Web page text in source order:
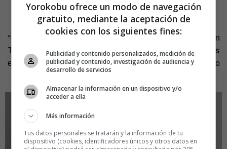
Cantamanyanes
“Unos amigos hicieron una pequeña producción de vino en
Tivissa. Es una serie limitada de 600 botellas submergidas
en pintura. Ninguna es igual. Lo bueno de hacerlas a mano
es que ninguna te sale igual”.
Yorokobu ofrece un modo de navegación
gratuito, mediante la aceptación de
cookies con los siguientes fines:
Publicidad y contenido personalizados, medición de
publicidad y contenido, investigación de audiencia y
desarrollo de servicios
Almacenar la información en un dispositivo y/o
acceder a ella
Más información
Tus datos personales se tratarán y la información de tu
dispositivo (cookies, identificadores únicos y otros datos en